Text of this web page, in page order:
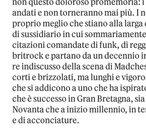
andati e non torneranno mai più. I
proprio meglio che stiano alla larga
di sussidiario in cui
citazioni comandate di funk, di
britrock e partano da un decennio
re indiscusso della scena di
corti e brizzolati, ma lunghi e
che si addicono a uno che ha
che è successo in Gran Bretagna,
Novanta che a inizio millennio, in
e di acconciature.